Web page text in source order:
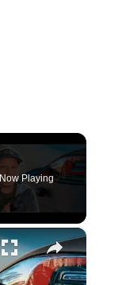
Now Playing
×